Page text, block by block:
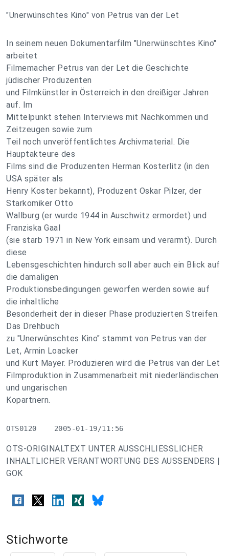
"Unerwünschtes Kino" von Petrus van der Let
In seinem neuen Dokumentarfilm "Unerwünschtes Kino"
arbeitet
Filmemacher Petrus van der Let die Geschichte
jüdischer Produzenten
und Filmkünstler in Österreich in den dreißiger Jahren
auf. Im
Mittelpunkt stehen Interviews mit Nachkommen und
Zeitzeugen sowie zum
Teil noch unveröffentlichtes Archivmaterial. Die
Hauptakteure des
Films sind die Produzenten Herman Kosterlitz (in den
USA später als
Henry Koster bekannt), Produzent Oskar Pilzer, der
Starkomiker Otto
Wallburg (er wurde 1944 in Auschwitz ermordet) und
Franziska Gaal
(sie starb 1971 in New York einsam und verarmt). Durch
diese
Lebensgeschichten hindurch soll aber auch ein Blick auf
die damaligen
Produktionsbedingungen geworfen werden sowie auf
die inhaltliche
Besonderheit der in dieser Phase produzierten Streifen.
Das Drehbuch
zu "Unerwünschtes Kino" stammt von Petrus van der
Let, Armin Loacker
und Kurt Mayer. Produzieren wird die Petrus van der Let
Filmproduktion in Zusammenarbeit mit niederländischen
und ungarischen
Kopartnern.
OTS0120    2005-01-19/11:56
OTS-ORIGINALTEXT UNTER AUSSCHLIESSLICHER
INHALTLICHER VERANTWORTUNG DES AUSSENDERS |
GOK
Stichworte